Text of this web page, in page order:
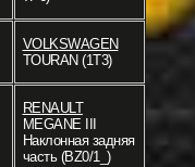
VOLKSWAGEN
TOURAN (1T3)
RENAULT
MEGANE III
Наклонная задняя
часть (BZ0/1_)